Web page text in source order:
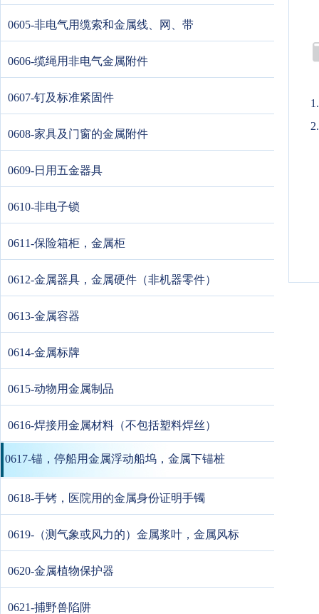
0605-非电气用缆索和金属线、网、带
0606-缆绳用非电气金属附件
0607-钉及标准紧固件
0608-家具及门窗的金属附件
0609-日用五金器具
0610-非电子锁
0611-保险箱柜，金属柜
0612-金属器具，金属硬件（非机器零件）
0613-金属容器
0614-金属标牌
0615-动物用金属制品
0616-焊接用金属材料（不包括塑料焊丝）
0617-锚，停船用金属浮动船坞，金属下锚桩
0618-手铐，医院用的金属身份证明手镯
0619-（测气象或风力的）金属浆叶，金属风标
0620-金属植物保护器
0621-捕野兽陷阱